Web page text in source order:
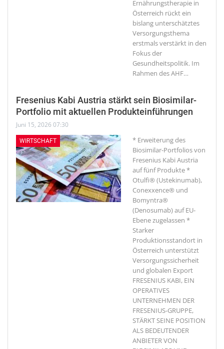
Ernährungstherapie in
Österreich rückt ein
bislang unterschätztes
Versorgungsthema
erstmals verstärkt in den
Fokus der
Gesundheitspolitik. Im
Rahmen des AHF…
Fresenius Kabi Austria stärkt sein Biosimilar-
Portfolio mit aktuellen Produkteinführungen
Juni 15, 2026 07:30
WIRTSCHAFT
* Erweiterung des
Biosimilar-Portfolios von
Fresenius Kabi Austria
auf fünf Produkte *
Otulfi® (Ustekinumab),
Conexxence® und
Bomyntra®
(Denosumab) auf EU-
Ebene zugelassen *
Starker
Produktionsstandort in
Österreich unterstützt
Versorgungssicherheit
und globalen Export
FRESENIUS KABI, EIN
OPERATIVES
UNTERNEHMEN DER
FRESENIUS-GRUPPE,
STÄRKT SEINE POSITION
ALS BEDEUTENDER
ANBIETER VON